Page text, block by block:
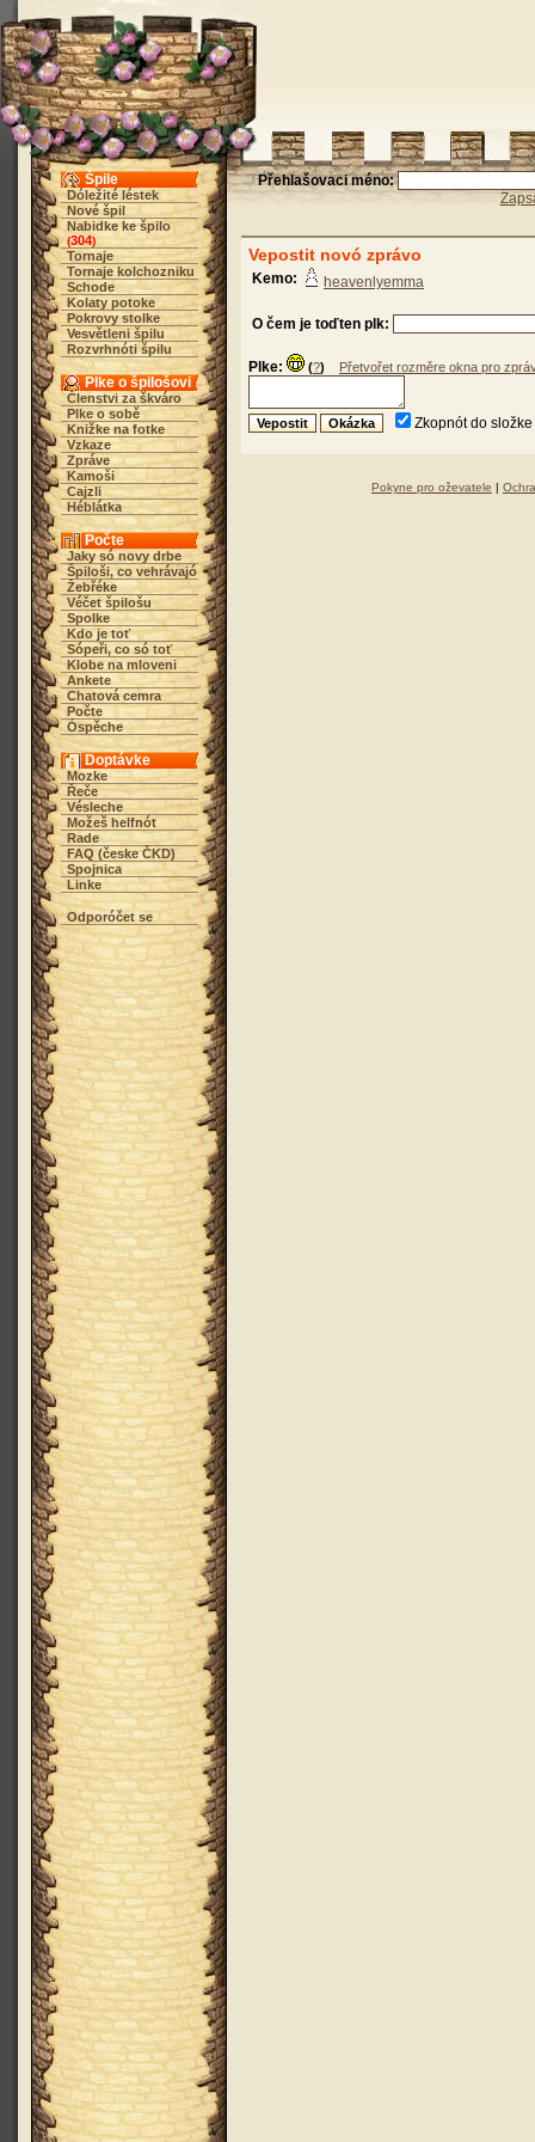
Špile
Dóležité léstek
Nové špil
Nabidke ke špilo
(304)
Tornaje
Tornaje kolchozniku
Schode
Kolaty potoke
Pokrovy stolke
Vesvětleni špilu
Rozvrhnóti špilu
Plke o špilošovi
Členstvi za škváro
Plke o sobě
Knižke na fotke
Vzkaze
Zpráve
Kamoši
Cajzli
Héblátka
Počte
Jaky só novy drbe
Špiloši, co vehrávajó
Žebřéke
Véčet špilošu
Spolke
Kdo je toť
Sópeři, co só toť
Klobe na mloveni
Ankete
Chatová cemra
Počte
Óspěche
Doptávke
Mozke
Řeče
Vésleche
Možeš helfnót
Rade
FAQ (česke ČKD)
Spojnica
Linke
Odporóčet se
Přehlašovaci méno:
Vepostit novó zprávo
Kemo: heavenlyemma
O čem je toďten plk:
Plke: (?) Přetvořet rozměre okna pro
Zkopnót do
Pokyne pro oževatele |